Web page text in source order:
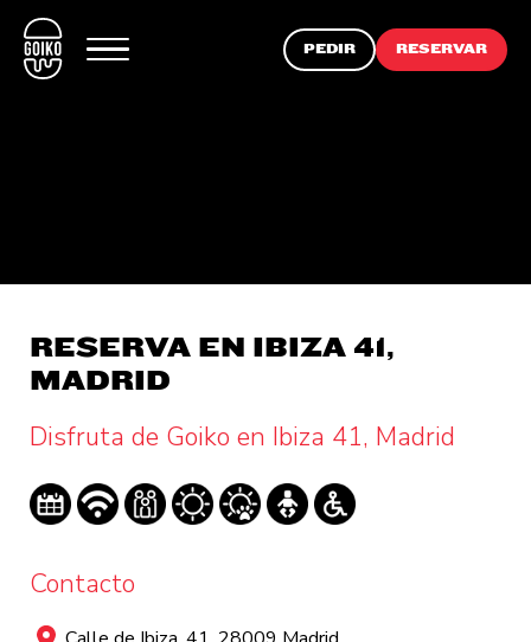
PEDIR RESERVAR
RESERVA EN IBIZA 41,
MADRID
Disfruta de Goiko en Ibiza 41, Madrid
Contacto